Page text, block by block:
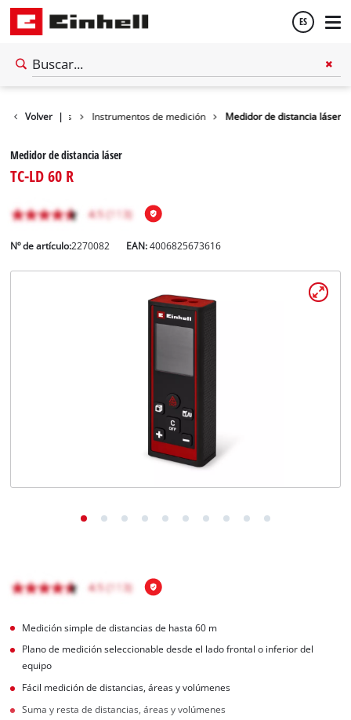
ES
Volver |
inalámbricas Instrumentos de medición Medidor de distancia láser
Medidor de distancia láser
TC-LD 60 R
Nº de artículo:2270082 EAN:4006825673616
Medición simple de distancias de hasta 60 m
Plano de medición seleccionable desde el lado frontal o inferior del
equipo
Fácil medición de distancias, áreas y volúmenes
Suma y resta de distancias, áreas y volúmenes